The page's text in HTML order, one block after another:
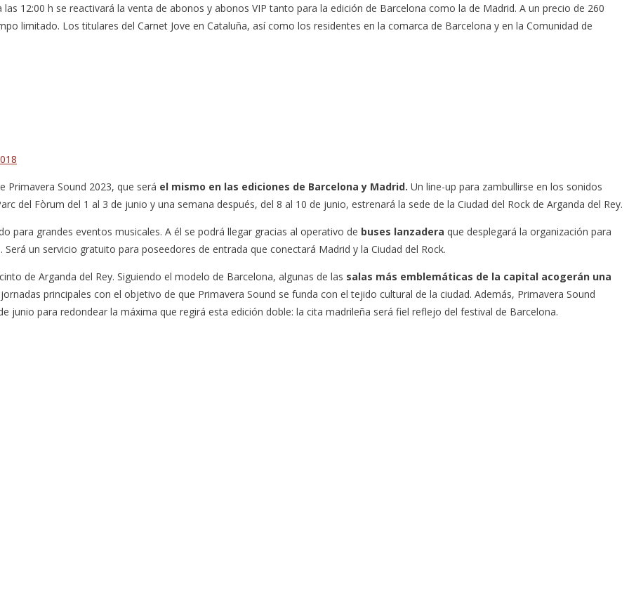
12:00 h se reactivará la venta de abonos y abonos VIP tanto para la edición de Barcelona como la de Madrid. A un precio de 260
limitado. Los titulares del Carnet Jove en Cataluña, así como los residentes en la comarca de Barcelona y en la Comunidad de
Primavera Sound 2023, que será el mismo en las ediciones de Barcelona y Madrid. Un line-up para zambullirse en los sonidos
del Fòrum del 1 al 3 de junio y una semana después, del 8 al 10 de junio, estrenará la sede de la Ciudad del Rock de Arganda del Rey.
para grandes eventos musicales. A él se podrá llegar gracias al operativo de buses lanzadera que desplegará la organización para
un servicio gratuito para poseedores de entrada que conectará Madrid y la Ciudad del Rock.
de Arganda del Rey. Siguiendo el modelo de Barcelona, algunas de las salas más emblemáticas de la capital acogerán una
principales con el objetivo de que Primavera Sound se funda con el tejido cultural de la ciudad. Además, Primavera Sound
junio para redondear la máxima que regirá esta edición doble: la cita madrileña será fiel reflejo del festival de Barcelona.